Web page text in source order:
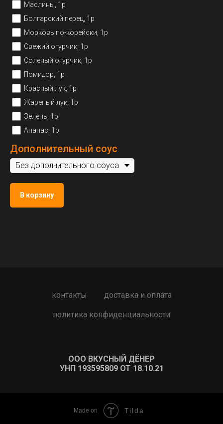
Маслины, 1р
Болгарский перец, 1р
Морковь по-корейски, 1р
Свежий огурчик, 1р
Соленый огурчик, 1р
Помидор, 1р
Красный лук, 1р
Жареный лук, 1р
Зелень, 1р
Ананас, 1р
Дополнительный соус
В корзину
контакты доставка и оплата
политика конфиденциальности
ООО ВКУСНЫЙ ДЁНЕР
УНП 193595809 ОТ 18.10.21
Made on Tilda